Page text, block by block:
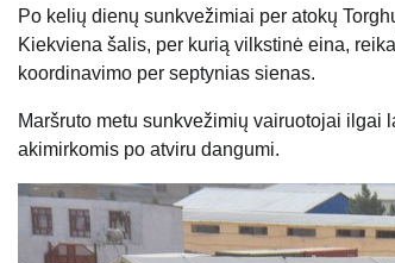
Po kelių dienų sunkvežimiai per atokų
Kiekviena šalis, per kurią vilkstinė eina,
koordinavimo per septynias sienas.
Maršruto metu sunkvežimių vairuotojai
akimirkomis po atviru dangumi.